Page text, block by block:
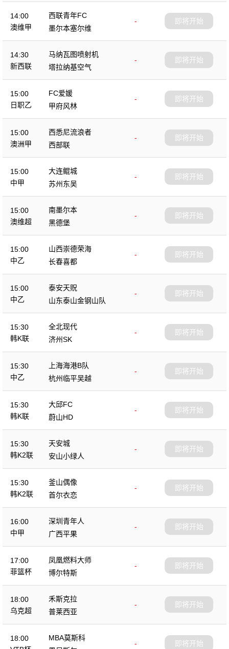
14:00
澳维甲
西联青年FC
-
墨尔本塞尔维
即将开始
14:30
新西联
马纳瓦图喷射机
-
塔拉纳基空气
即将开始
15:00
日职乙
FC爱媛
-
甲府风林
即将开始
15:00
澳洲甲
西悉尼流浪者
-
西部联
即将开始
15:00
中甲
大连鲲城
-
苏州东吴
即将开始
15:00
澳维超
南墨尔本
-
黑德堡
即将开始
15:00
中乙
山西崇德荣海
-
长春喜都
即将开始
15:00
中乙
泰安天贶
-
山东泰山金钢山队
即将开始
15:30
韩K联
全北现代
-
济州SK
即将开始
15:30
中乙
上海海港B队
-
杭州临平吴越
即将开始
15:30
韩K联
大邱FC
-
蔚山HD
即将开始
15:30
韩K2联
天安城
-
安山小绿人
即将开始
15:30
韩K2联
釜山偶像
-
首尔衣恋
即将开始
16:00
中甲
深圳青年人
-
广西平果
即将开始
17:00
菲篮杯
凤凰燃料大师
-
博尔特斯
即将开始
18:00
乌克超
禾斯克拉
-
普莱西亚
即将开始
18:00
MBA莫斯科
-
即将开始